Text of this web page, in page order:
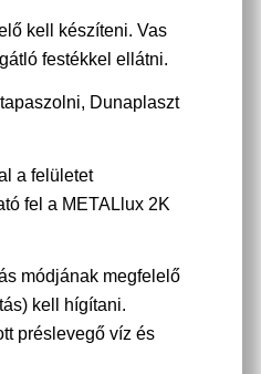
kell készíteni. Vas
festékkel ellátni.
Dunaplaszt
a felületet
fel a METALlux 2K
módjának megfelelő
kell hígítani.
préslevegő víz és